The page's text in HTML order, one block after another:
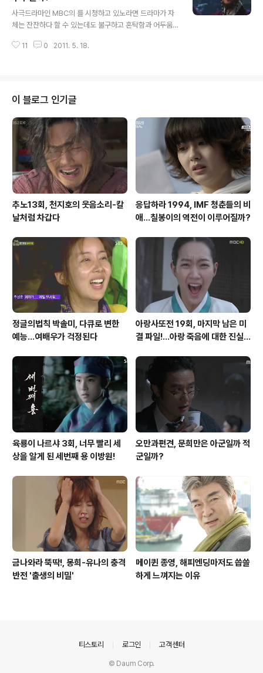
층과 피지배계층의 구도가 역전되었던 바도 없었던 것이
조선시대일 겁니다. 민란의 강도가 높았지만 결국에는 도
포군에 의해서 진압되었다는 것이죠. 드라마 의 결말도 어
찌보면 시청자들에게는 예견되어 있는, 결정되어진 수순으
사극드라마인 MBC의 를 시청하고 있노라면 드라마가 자
체는 잔잔하다 할 수 있는데도 불구하고 혼탁함과 어두움
분노하게 되는 감정선의 기복이 심하기만 합니다. 귀동(이
형진)이나 포도청의 종사관이나 포도대장의 일처리를 보게
되노라면 백성의 어려움은 안중에도 없이 자신들의 사리사
욕과 안전에만 급급해 하는 모습을 보면 분노하게 되기만
하죠. 비록 김진사(최종환)이 소위 말해서 최악의 나쁜놈이
라고 할 수 있지만, 천둥에게는 하나밖에 없는 아비인 것만
은 사실입니다. 그렇지만 천둥은 김진사에게 '아버..
11 0 2011. 5. 18.
이 블로그 인기글
추노13회, 천지호의 웃음소리-칼
날처럼 차갑다
응답하라 1994, IMF 청춘들의 비
애...칠봉이의 역전이 이루어질까?
정글의법칙 박솔미, 다큐로 변한
예능...여배우가 걱정된다
아랑사또전 19회, 마지막 남은 미
결 파일!...아랑 죽음에 대한 진실
육룡이 나르샤 3회, 너무 빨리 세
상을 알게 된 세번째 용 이방원!
오만과편견, 문희만은 아군일까 적
군일까?
금나와라 뚝딱!, 몽희-유나의 충격
반전 '출생의 비밀'
메이퀸 종영, 해피엔딩마저도 씁쓸
하게 느껴지는 이유
티스토리 로그인 고객센터
© Daum Corp.